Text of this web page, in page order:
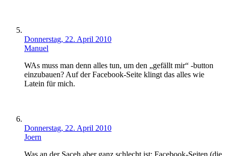
Donnerstag, 22. April 2010
Manuel
WAs muss man denn alles tun, um den „gefällt mir“ -button
einzubauen? Auf der Facebook-Seite klingt das alles wie
Latein für mich.
Donnerstag, 22. April 2010
Joern